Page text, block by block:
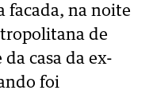
facada, na noite
de
casa da ex-
foi